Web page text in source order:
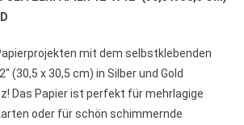
mit dem selbstklebenden
(30,5 x 30,5 cm) in Silber und Gold
Das Papier ist perfekt für mehrlagige
oder für schön schimmernde